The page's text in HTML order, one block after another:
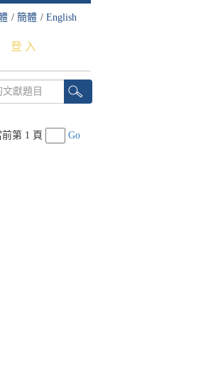
/ 簡體 / English
登 入
前第 1 頁 Go